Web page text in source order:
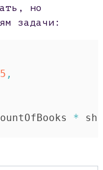
но
задачи:
,
*